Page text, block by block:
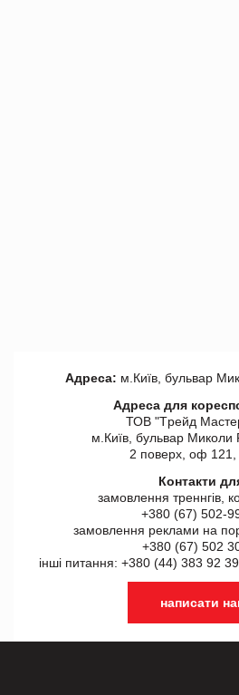
Адреса: м.Київ, бульвар
Адреса для
ТОВ "Tрейд
м.Київ, бульвар Миколи
2 поверх, оф
Контакти
замовлення треннгів,
+380 (67) 502-
замовлення реклами на
+380 (67) 502
інші питання: +380 (44) 383 92
написати